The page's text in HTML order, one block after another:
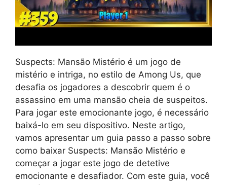
Suspects: Mansão Mistério é um jogo de
mistério e intriga, no estilo de Among Us, que
desafia os jogadores a descobrir quem é o
assassino em uma mansão cheia de suspeitos.
Para jogar este emocionante jogo, é necessário
baixá-lo em seu dispositivo. Neste artigo,
vamos apresentar um guia passo a passo sobre
como baixar Suspects: Mansão Mistério e
começar a jogar este jogo de detetive
emocionante e desafiador. Com este guia, você